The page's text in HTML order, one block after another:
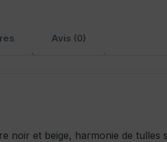
Avis (0)
noir et beige, harmonie de tulles